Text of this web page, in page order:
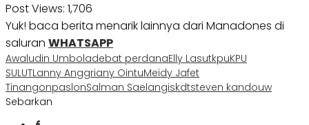
Post Views: 1,706
Yuk! baca berita menarik lainnya dari Manadones di
saluran WHATSAPP
Awaludin Umboladebat perdanaElly LasutkpuKPU
SULUTLanny Anggriany OintuMeidy Jafet
TinangonpaslonSalman Saelangiskdtsteven kandouw
Sebarkan